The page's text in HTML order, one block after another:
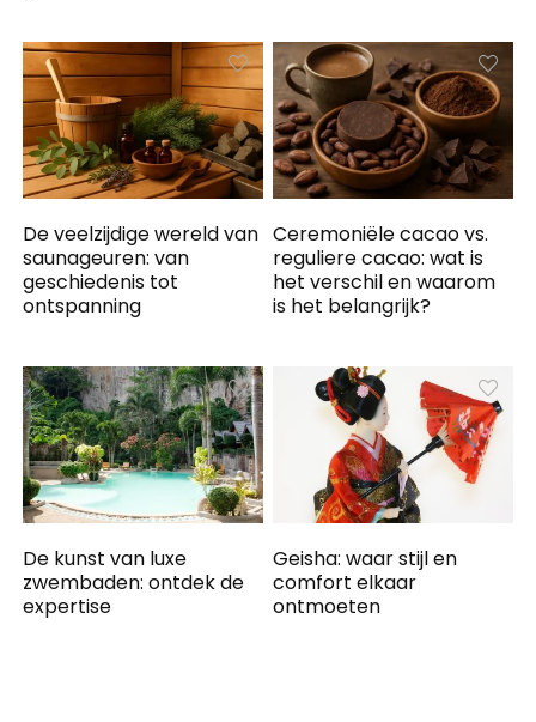
De veelzijdige wereld van
saunageuren: van
geschiedenis tot
ontspanning
Ceremoniële cacao vs.
reguliere cacao: wat is
het verschil en waarom
is het belangrijk?
De kunst van luxe
zwembaden: ontdek de
expertise
Geisha: waar stijl en
comfort elkaar
ontmoeten